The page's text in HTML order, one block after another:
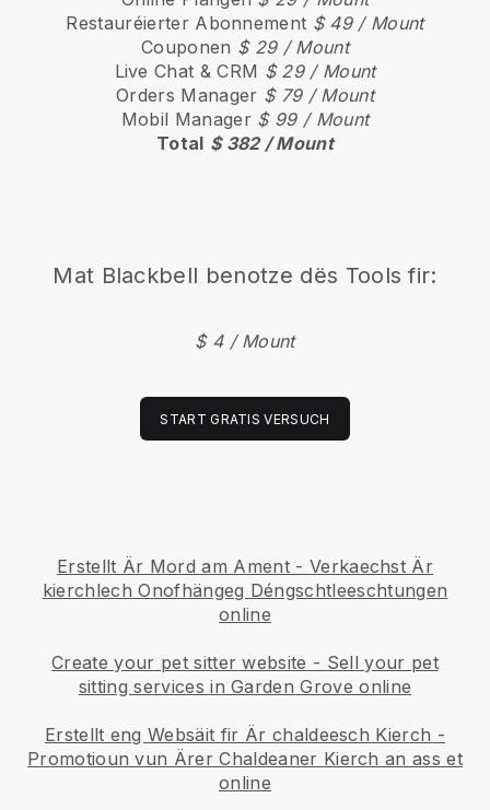
Restauréierter Abonnement $ 49 / Mount
Couponen $ 29 / Mount
Live Chat & CRM $ 29 / Mount
Orders Manager $ 79 / Mount
Mobil Manager $ 99 / Mount
Total $ 382 / Mount
Mat Blackbell benotze dës Tools fir:
$ 4 / Mount
START GRATIS VERSUCH
Erstellt Är Mord am Ament- Verkaechst Är
kierchlech Onofhängeg Déngschtleeschtungen
online
Create your pet sitter website - Sell your pet
sitting services in Garden Grove online
Erstellt eng Websäit fir Är chaldeesch Kierch -
Promotioun vun Ärer Chaldeaner Kierch an ass et
online